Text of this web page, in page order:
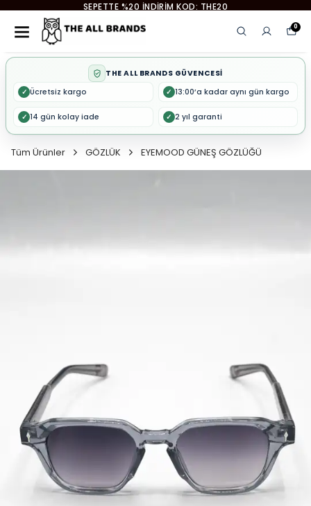
EYEMOOD 2. ÜRÜNE %50 İNDİRİM
0
THE ALL BRANDS GÜVENCESİ
✓ Ücretsiz kargo ✓ 13:00’a kadar aynı gün kargo
✓ 14 gün kolay iade ✓ 2 yıl garanti
Tüm Ürünler GÖZLÜK EYEMOOD GÜNEŞ GÖZLÜĞÜ